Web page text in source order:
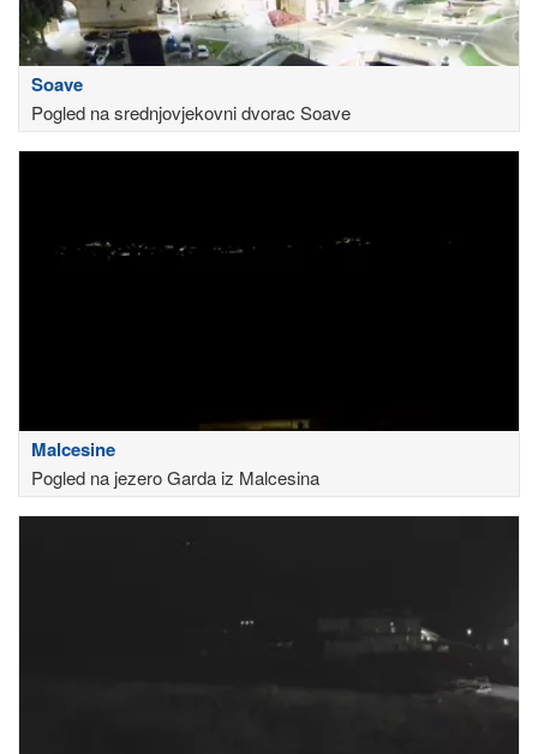
Soave
Pogled na srednjovjekovni dvorac Soave
Malcesine
Pogled na jezero Garda iz Malcesina